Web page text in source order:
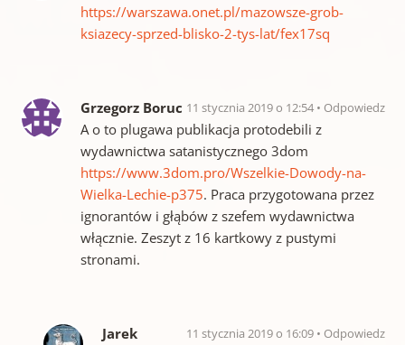
https://warszawa.onet.pl/mazowsze-grob-
ksiazecy-sprzed-blisko-2-tys-lat/fex17sq
Grzegorz Boruc 11 stycznia 2019 o 12:54 Odpowiedz
A o to plugawa publikacja protodebili z
wydawnictwa satanistycznego 3dom
https://www.3dom.pro/Wszelkie-Dowody-na-
Wielka-Lechie-p375. Praca przygotowana przez
ignorantów i głąbów z szefem wydawnictwa
włącznie. Zeszyt z 16 kartkowy z pustymi
stronami.
Jarek 11 stycznia 2019 o 16:09 Odpowiedz